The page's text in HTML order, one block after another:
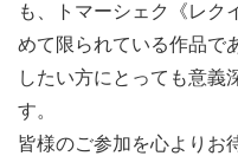
も、トマーシェク《レク
めて限られている作品で
したい方にとっても意義
す。
皆様のご参加を心よりお